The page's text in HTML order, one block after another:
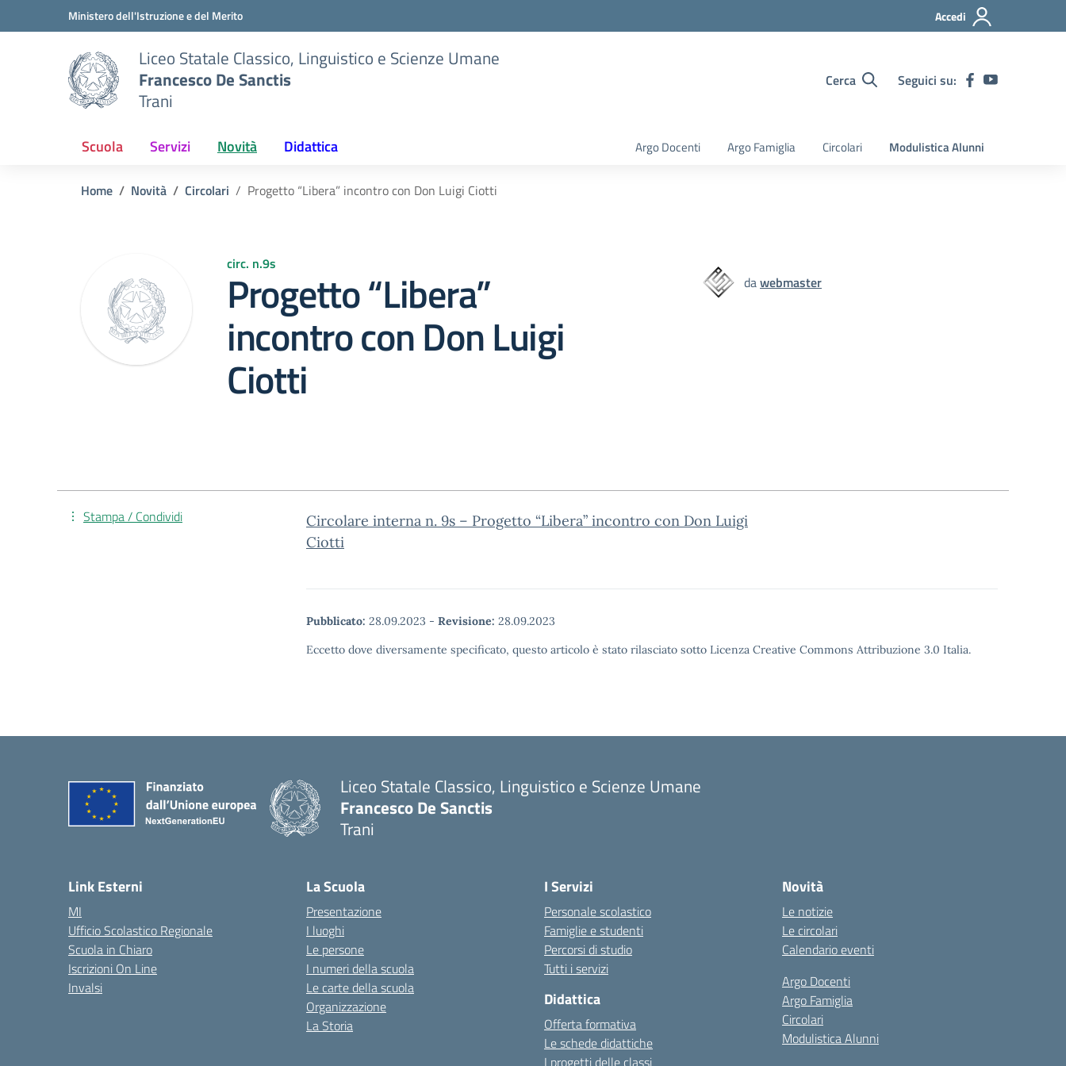
Vai ai contenuti
Vai al menu di navigazioneMinistero dell'Istruzione e del Merito Accedi
Liceo Statale Classico, Linguistico e Scienze Umane
Francesco De Sanctis
Trani
Cerca Seguici su:
Scuola Servizi Novità Didattica Argo Docenti Argo Famiglia Circolari Modulistica Alunni
Home Novità Circolari Progetto “Libera” incontro con Don Luigi Ciotti
circ. n.9s
Progetto “Libera”
incontro con Don Luigi
Ciotti
dawebmaster
Circolare interna n. 9s – Progetto “Libera” incontro con Don Luigi
Ciotti
Pubblicato: 28.09.2023 - Revisione: 28.09.2023
Eccetto dove diversamente specificato, questo articolo è stato rilasciato sotto Licenza Creative Commons Attribuzione 3.0 Italia.
Stampa / Condividi
Liceo Statale Classico, Linguistico e Scienze Umane
Francesco De Sanctis
Trani
Link Esterni
MI
Ufficio Scolastico Regionale
Scuola in Chiaro
Iscrizioni On Line
Invalsi
La Scuola
Presentazione
I luoghi
Le persone
I numeri della scuola
Le carte della scuola
Organizzazione
La Storia
I Servizi
Personale scolastico
Famiglie e studenti
Percorsi di studio
Tutti i servizi
Didattica
Offerta formativa
Le schede didattiche
I progetti delle classi
Novità
Le notizie
Le circolari
Calendario eventi
Argo Docenti
Argo Famiglia
Circolari
Modulistica Alunni